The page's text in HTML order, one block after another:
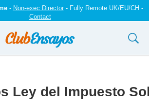
- Non-exec Director- Fully Remote UK/EU/CH -
Contact
Ley del Impuesto